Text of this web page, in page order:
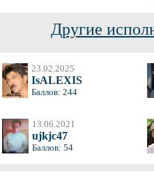
Другие
23.02.2025
IsALEXIS
Баллов: 244
13.06.2021
ujkjc47
Баллов: 54